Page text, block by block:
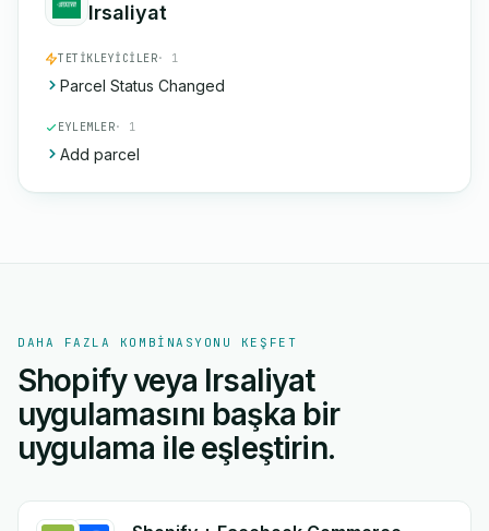
Irsaliyat
TETIKLEYICILER· 1
Parcel Status Changed
EYLEMLER· 1
Add parcel
DAHA FAZLA KOMBINASYONU KEŞFET
Shopify veya Irsaliyat
uygulamasını başka bir
uygulama ile eşleştirin.